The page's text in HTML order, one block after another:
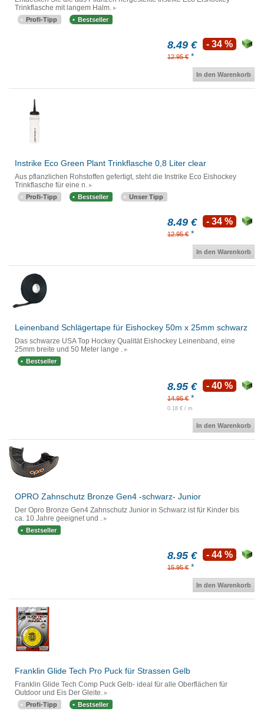
Trinkflasche mit langem Halm.
Profi-Tipp Bestseller
8.49 €
12.95 € *
- 34 %
In den Warenkorb
Instrike Eco Green Plant Trinkflasche 0,8 Liter clear
Aus pflanzlichen Rohstoffen gefertigt, steht die Instrike Eco Eishockey
Trinkflasche für eine n.
Profi-Tipp Bestseller Unser Tipp
8.49 €
12.95 € *
- 34 %
In den Warenkorb
Leinenband Schlägertape für Eishockey 50m x 25mm schwarz
Das schwarze USA Top Hockey Qualität Eishockey Leinenband, eine
25mm breite und 50 Meter lange .
Bestseller
8.95 €
14.95 € *
0.18 € / m
- 40 %
In den Warenkorb
OPRO Zahnschutz Bronze Gen4 -schwarz- Junior
Der Opro Bronze Gen4 Zahnschutz Junior in Schwarz ist für Kinder bis
ca. 10 Jahre geeignet und .
Bestseller
8.95 €
15.95 € *
- 44 %
In den Warenkorb
Franklin Glide Tech Pro Puck für Strassen Gelb
Franklin Glide Tech Comp Puck Gelb- ideal für alle Oberflächen für
Outdoor und Eis Der Gleite.
Profi-Tipp Bestseller